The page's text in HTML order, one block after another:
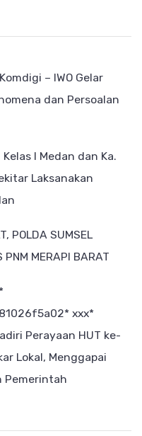
– IWO Gelar
dan Persoalan
I Medan dan Ka.
Laksanakan
POLDA SUMSEL
PNM MERAPI BARAT
ххх*
Perayaan HUT ke-
Lokal, Menggapai
Pemerintah